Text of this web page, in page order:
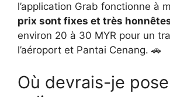
l’application Grab fonctionne à
prix sont fixes et très
environ 20 à 30 MYR pour un
l’aéroport et Pantai Cenang. 🚗
Où devrais-je